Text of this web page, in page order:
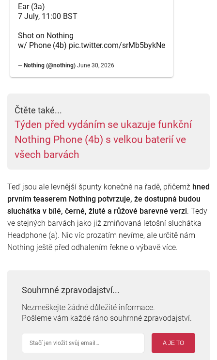
Ear (3a)
7 July, 11:00 BST
Shot on Nothing
w/ Phone (4b) pic.twitter.com/srMb5bykNe
— Nothing (@nothing) June 30, 2026
Čtěte také...
Týden před vydáním se ukazuje funkční
Nothing Phone (4b) s velkou baterií ve
všech barvách
Teď jsou ale levnější špunty konečně na řadě, přičemž hned
prvním teaserem Nothing potvrzuje, že dostupná budou
sluchátka v bílé, černé, žluté a růžové barevné verzi. Tedy
ve stejných barvách jako již zmiňovaná letošní sluchátka
Headphone (a). Nic víc prozatím nevíme, ale určitě nám
Nothing ještě před odhalením řekne o výbavě více.
Souhrnné zpravodajství...
Nezmeškejte žádné důležité informace.
Pošleme vám každé ráno souhrnné zpravodajství.
A JE TO